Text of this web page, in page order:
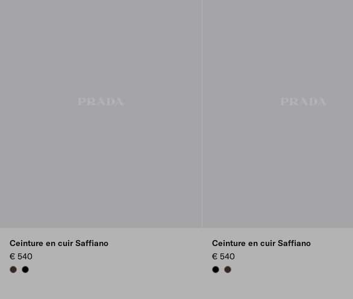
Ceinture en cuir Saffiano
€ 540
COFFEEBLACK
Ceinture en cuir Saffiano
€ 540
BLACKCOFFEE